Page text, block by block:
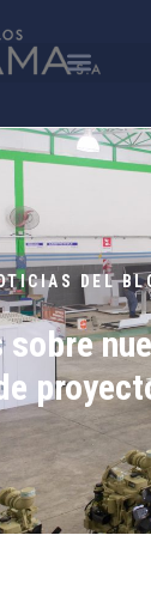
DEL
sobre